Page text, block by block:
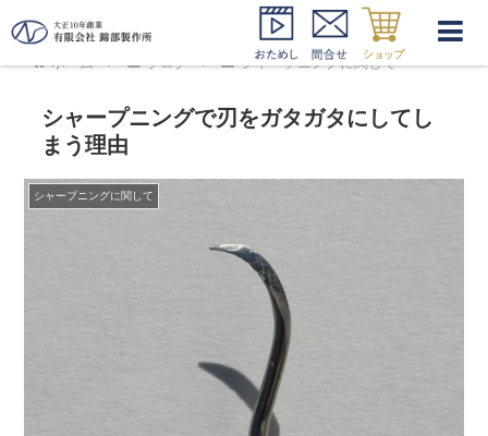
ホーム ブログ シャープニングに関して
シャープニングで刃をガタガタにしてし
まう理由
シャープニングに関して